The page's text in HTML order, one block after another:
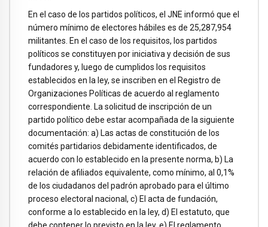
En el caso de los partidos políticos, el JNE informó que el
número mínimo de electores hábiles es de 25,287,954
militantes. En el caso de los requisitos, los partidos
políticos se constituyen por iniciativa y decisión de sus
fundadores y, luego de cumplidos los requisitos
establecidos en la ley, se inscriben en el Registro de
Organizaciones Políticas de acuerdo al reglamento
correspondiente. La solicitud de inscripción de un
partido político debe estar acompañada de la siguiente
documentación: a) Las actas de constitución de los
comités partidarios debidamente identificados, de
acuerdo con lo establecido en la presente norma, b) La
relación de afiliados equivalente, como mínimo, al 0,1%
de los ciudadanos del padrón aprobado para el último
proceso electoral nacional, c) El acta de fundación,
conforme a lo establecido en la ley, d) El estatuto, que